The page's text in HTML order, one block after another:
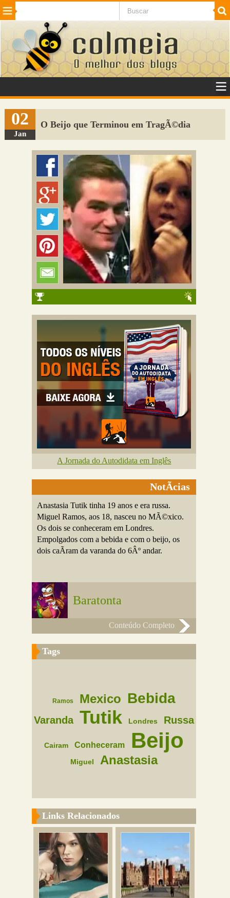
Beleza Cinema e TV
Internet Jogos NotÃ­cias SaÃºde
VeÃ­culos Adulto
Sugerir Link
Adicionar Blog
Colmeia Exchange
Perguntas Frequentes
02
Jan
O Beijo que Terminou em TragÃ©dia
A Jornada do Autodidata em Inglês
NotÃ­cias
Anastasia Tutik tinha 19 anos e era russa.
Miguel Ramos, aos 18, nasceu no MÃ©xico.
Os dois se conheceram em Londres.
Empolgados com a bebida e com o beijo, os
dois caÃ­ram da varanda do 6Âº andar.
Baratonta
Conteúdo Completo
Tags
Ramos Mexico Bebida
Varanda Tutik Londres Russa
Cairam Conheceram Beijo
Miguel Anastasia
Links Relacionados